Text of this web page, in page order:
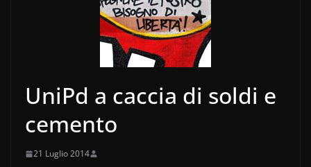
UniPd a caccia di soldi e
cemento
21 Luglio 2014